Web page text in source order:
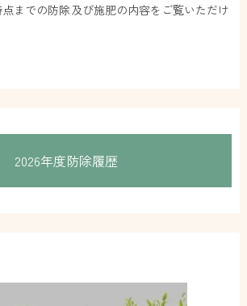
までの防除及び施肥の内容をご覧いただけ
2026年度防除履歴